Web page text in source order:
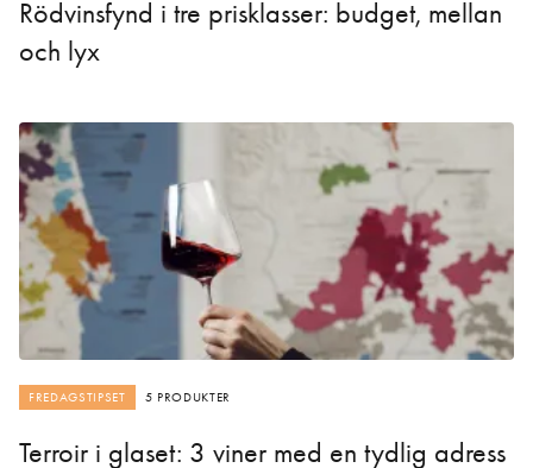
Rödvinsfynd i tre prisklasser: budget, mellan
och lyx
FREDAGSTIPSET 5 PRODUKTER
Terroir i glaset: 3 viner med en tydlig adress